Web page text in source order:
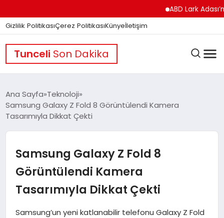
ABD Lark Adası’na
Gizlilik PolitikasıÇerez PolitikasıKünyeİletişim
Tunceli Son Dakika
GÜNDEM
DÜNYA
EĞITIM
Ana Sayfa Teknoloji
Samsung Galaxy Z Fold 8 Görüntülendi Kamera
Tasarımıyla Dikkat Çekti
Samsung Galaxy Z Fold 8
Görüntülendi Kamera
Tasarımıyla Dikkat Çekti
Samsung’un yeni katlanabilir telefonu Galaxy Z Fold